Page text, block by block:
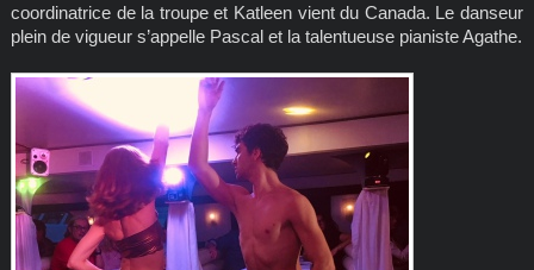
coordinatrice de la troupe et Katleen vient du Canada. Le danseur
plein de vigueur s’appelle Pascal et la talentueuse pianiste Agathe.